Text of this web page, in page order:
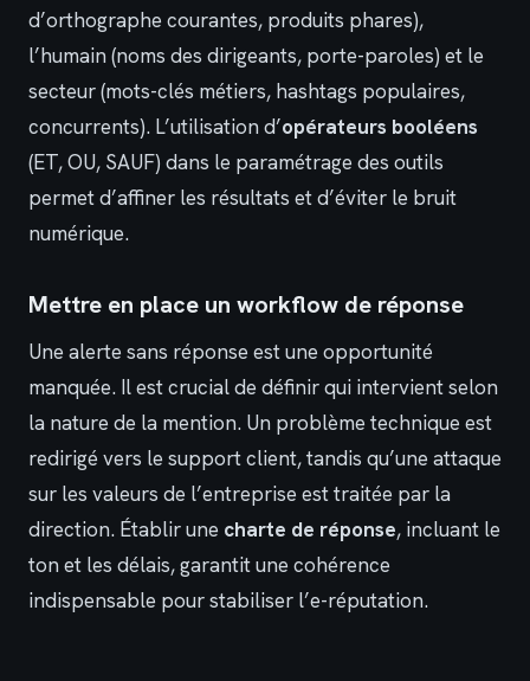
d’orthographe courantes, produits phares),
l’humain (noms des dirigeants, porte-paroles) et le
secteur (mots-clés métiers, hashtags populaires,
concurrents). L’utilisation d’opérateurs booléens
(ET, OU, SAUF) dans le paramétrage des outils
permet d’affiner les résultats et d’éviter le bruit
numérique.
Mettre en place un workflow de réponse
Une alerte sans réponse est une opportunité
manquée. Il est crucial de définir qui intervient selon
la nature de la mention. Un problème technique est
redirigé vers le support client, tandis qu’une attaque
sur les valeurs de l’entreprise est traitée par la
direction. Établir une charte de réponse, incluant le
ton et les délais, garantit une cohérence
indispensable pour stabiliser l’e-réputation.